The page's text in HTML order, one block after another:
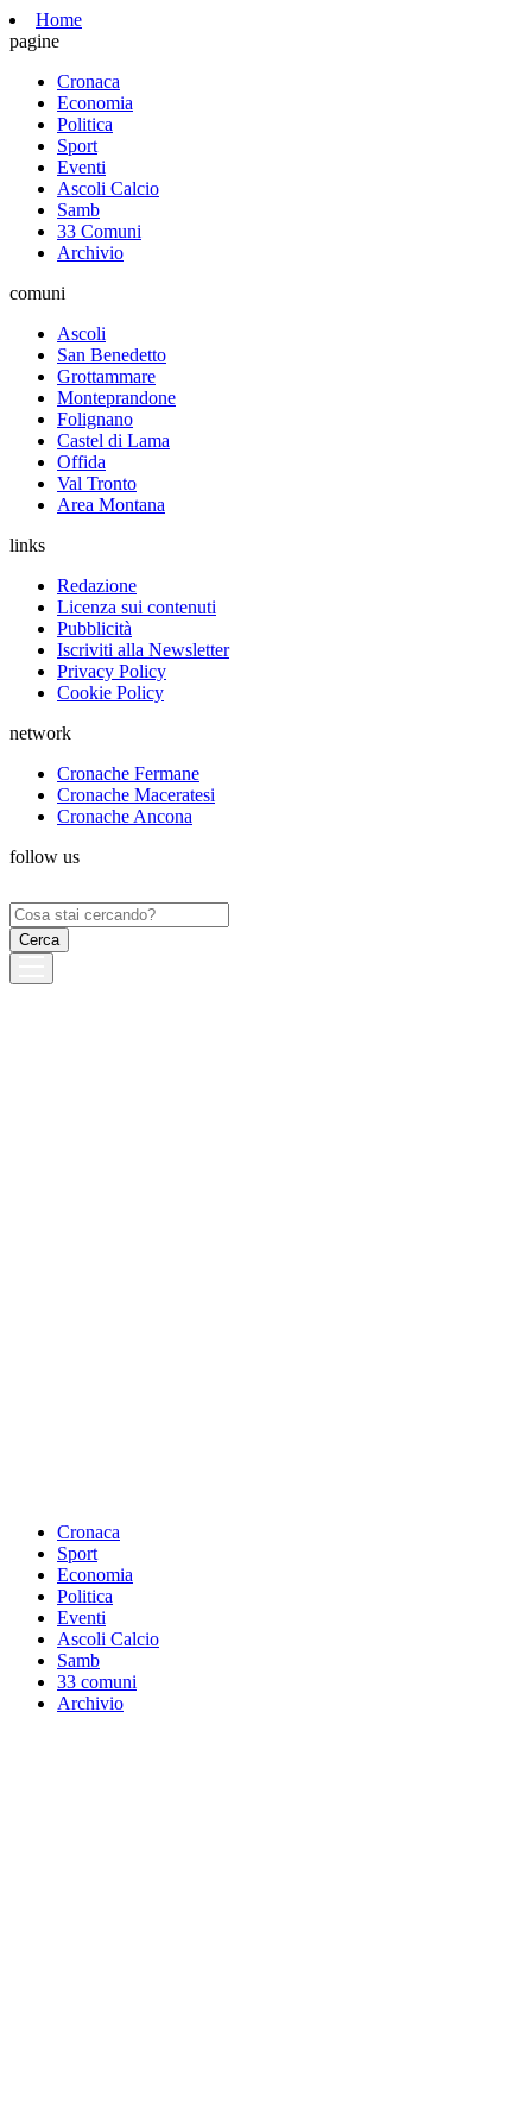
Home
pagine
Cronaca
Economia
Politica
Sport
Eventi
Ascoli Calcio
Samb
33 Comuni
Archivio
comuni
Ascoli
San Benedetto
Grottammare
Monteprandone
Folignano
Castel di Lama
Offida
Val Tronto
Area Montana
links
Redazione
Licenza sui contenuti
Pubblicità
Iscriviti alla Newsletter
Privacy Policy
Cookie Policy
network
Cronache Fermane
Cronache Maceratesi
Cronache Ancona
follow us
Ricerca
per:
Cronaca
Sport
Economia
Politica
Eventi
Ascoli Calcio
Samb
33 comuni
Archivio